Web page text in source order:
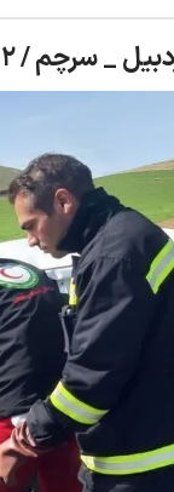
/ ۲ فوتی و ۸ مصدوم